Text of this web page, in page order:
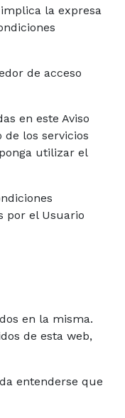
la expresa
de acceso
en este Aviso
los servicios
utilizar el
por el Usuario
en la misma.
de esta web,
entenderse que